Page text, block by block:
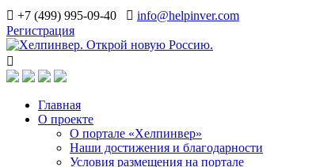
+7 (499) 995-09-40
info@helpinver.com
Регистрация
Главная
О проекте
О портале «Хелпинвер»
Наши достижения и благодарности
Условия размещения на портале